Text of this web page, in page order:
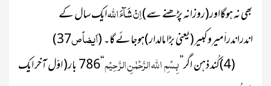
بھی نہ ہوگااور(روزانہ پڑھنے سے)اِنْ شَآءَ اللّٰہایک سال کے
اندراندراَمیروکبیر(یعنی بڑا مالدار)ہوجائے گا۔(اَیضاً ص37)
(4) کُند ذہن اگر’’بِسْمِ اللہ الرَّحْمٰنِ الرَّ حِیْم‘‘786 بار ( اوّل آخر ایک